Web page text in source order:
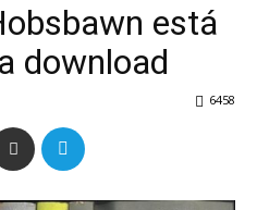
está
download
6458